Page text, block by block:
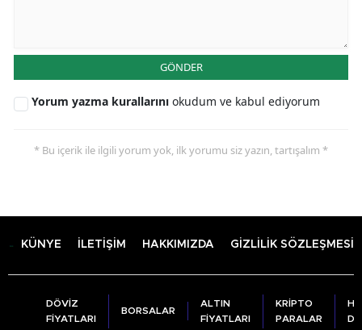
GÖNDER
Yorum yazma kurallarını okudum ve kabul ediyorum
* Bu içerik ile ilgili yorum yok, ilk yorumu siz yazın, tartışalım *
KÜNYE İLETİŞİM HAKKIMIZDA GİZLİLİK SÖZLEŞMESİ
DÖVİZ
FİYATLARI
BORSALAR
ALTIN
FİYATLARI
KRİPTO
PARALAR